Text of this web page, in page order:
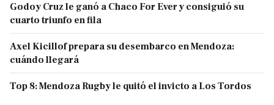
Godoy Cruz le ganó a Chaco For Ever y consiguió su
cuarto triunfo en fila
Axel Kicillof prepara su desembarco en Mendoza:
cuándo llegará
Top 8: Mendoza Rugby le quitó el invicto a Los Tordos